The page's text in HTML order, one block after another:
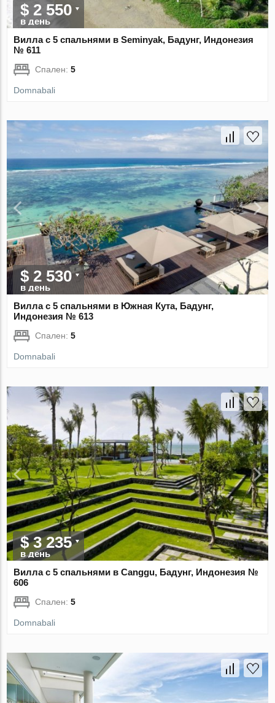
$ 2 550
в день
Вилла с 5 спальнями в Seminyak, Бадунг, Индонезия
№ 611
Спален:5
Domnabali
$ 2 530
в день
Вилла с 5 спальнями в Южная Кута, Бадунг,
Индонезия № 613
Спален:5
Domnabali
$ 3 235
в день
Вилла с 5 спальнями в Canggu, Бадунг, Индонезия №
606
Спален:5
Domnabali